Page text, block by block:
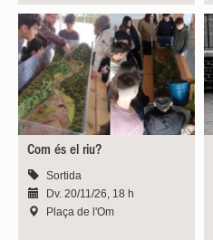
Com és el riu?
Sortida
Dv. 20/11/26, 18 h
Plaça de l'Om